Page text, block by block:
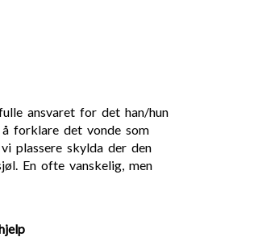
ansvaret for det han/hun
forklare det vonde som
plassere skylda der den
En ofte vanskelig, men